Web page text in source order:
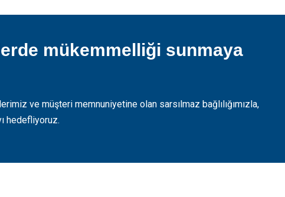
mükemmelliği sunmaya
ve müşteri memnuniyetine olan sarsılmaz bağlılığımızla,
hedefliyoruz.